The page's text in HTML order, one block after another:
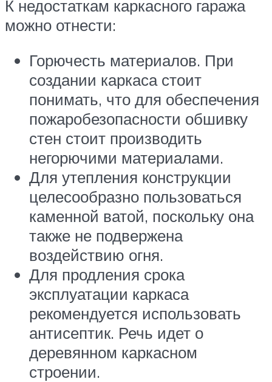
К недостаткам каркасного гаража
можно отнести:
Горючесть материалов. При
создании каркаса стоит
понимать, что для обеспечения
пожаробезопасности обшивку
стен стоит производить
негорючими материалами.
Для утепления конструкции
целесообразно пользоваться
каменной ватой, поскольку она
также не подвержена
воздействию огня.
Для продления срока
эксплуатации каркаса
рекомендуется использовать
антисептик. Речь идет о
деревянном каркасном
строении.